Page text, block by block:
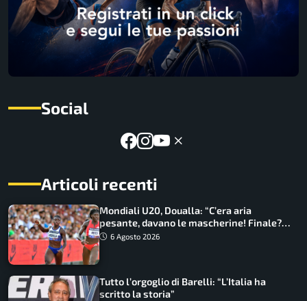
Social
Articoli recenti
Mondiali U20, Doualla: “C’era aria
pesante, davano le mascherine! Finale?
Non ho nulla da perdere”
6 Agosto 2026
Tutto l’orgoglio di Barelli: “L’Italia ha
scritto la storia”